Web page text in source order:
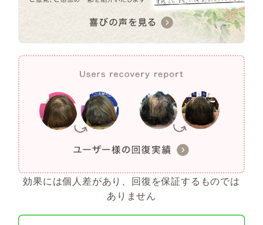
効果には個人差があり、回復を保証するものでは
ありません